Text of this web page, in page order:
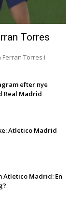
Torres
Torres i
efter nye
Real Madrid
Atletico Madrid
Atletico Madrid: En